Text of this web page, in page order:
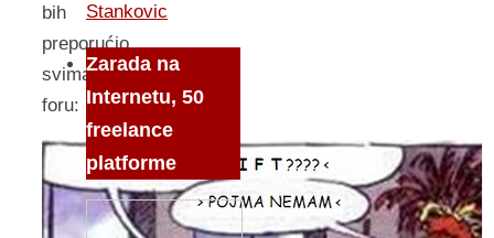
bih
preporućio
svima
foru:
Stankovic
Zarada na
Internetu, 50
freelance
platforme